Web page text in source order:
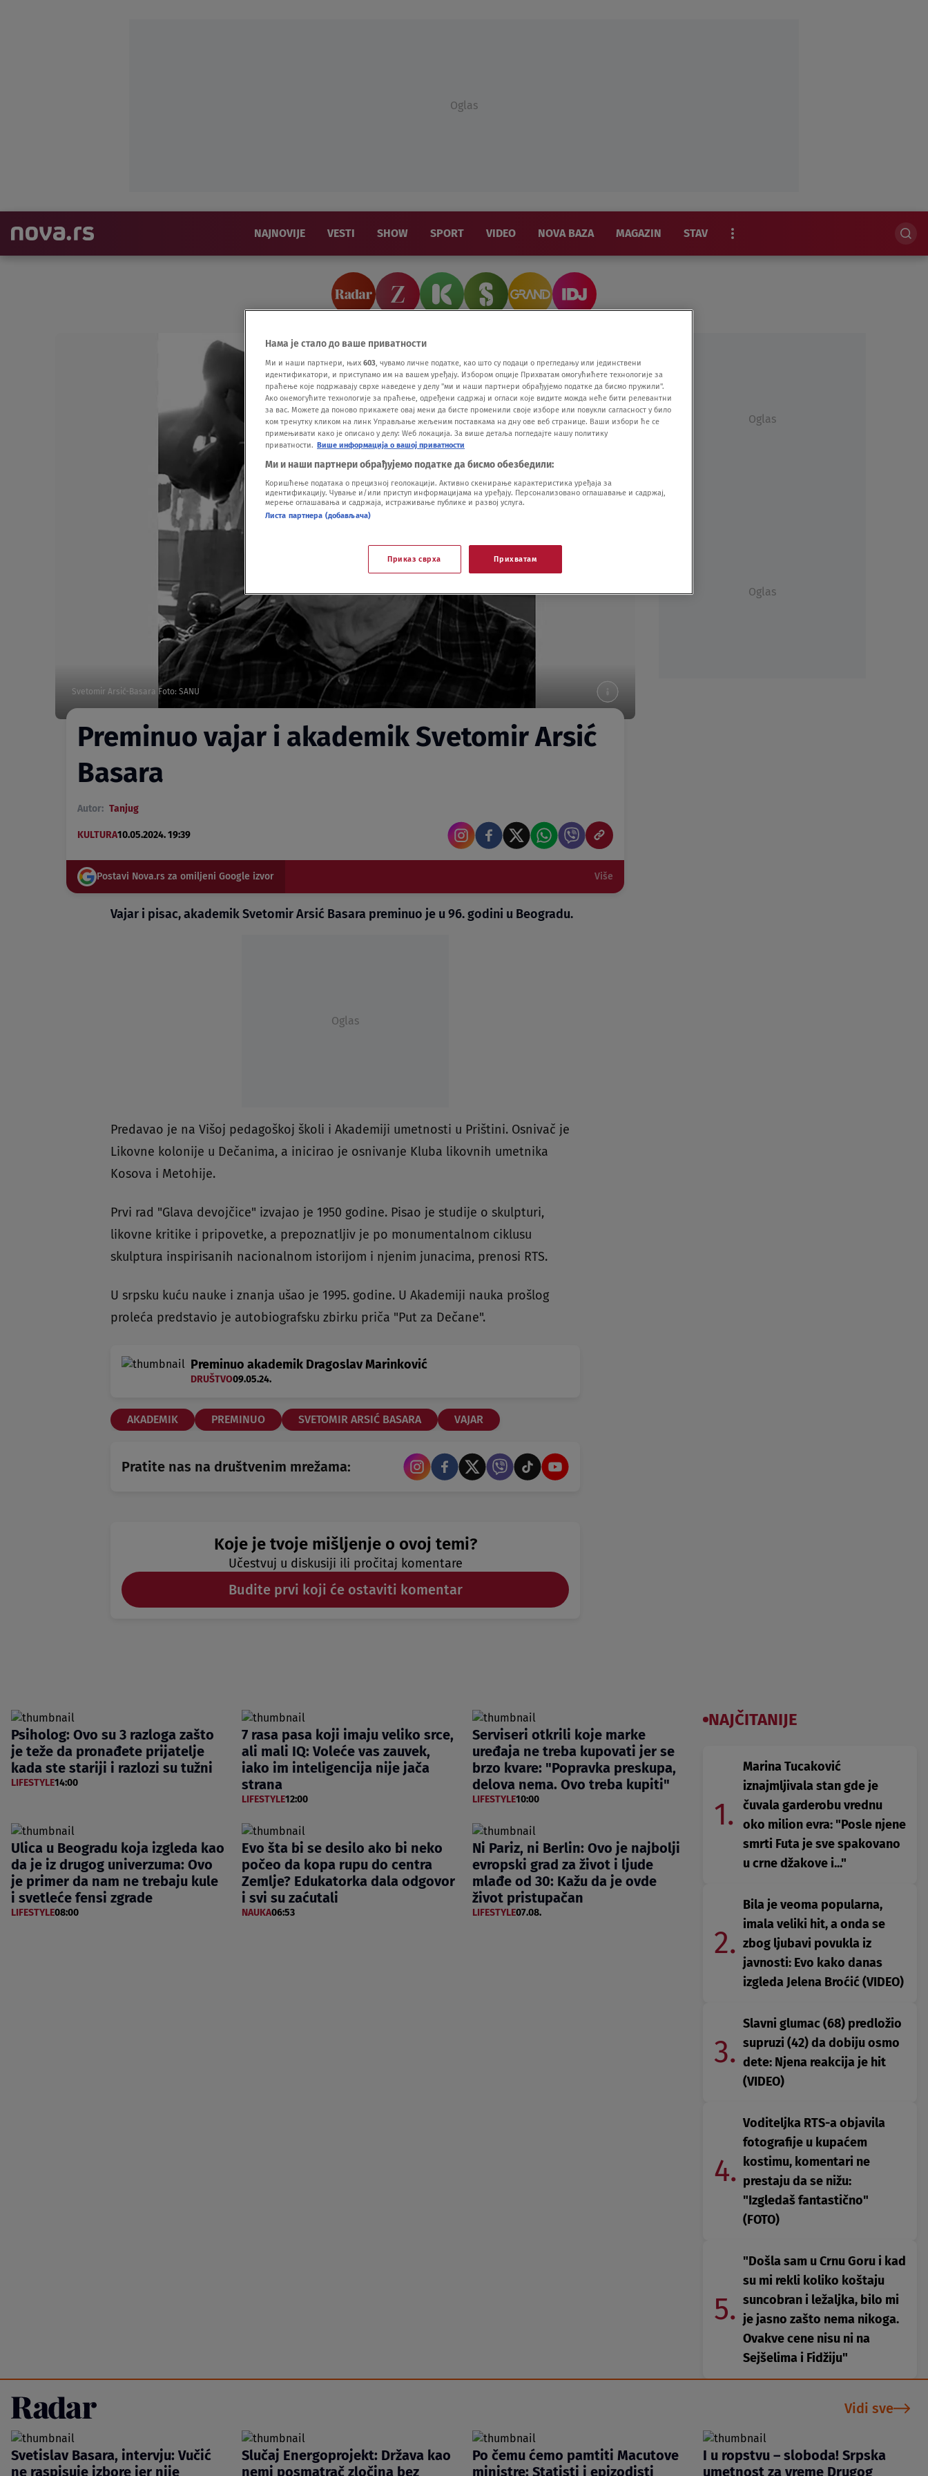
Oglas
NAJNOVIJE VESTI SHOW SPORT VIDEO NOVA BAZA MAGAZIN STAV
Svetomir Arsić-Basara Foto: SANU
Preminuo vajar i akademik Svetomir Arsić
Basara
Autor: Tanjug
KULTURA10.05.2024. 19:39
Postavi Nova.rs za omiljeni Google izvor Više
Vajar i pisac, akademik Svetomir Arsić Basara preminuo je u 96. godini u Beogradu.
Oglas
Predavao je na Višoj pedagoškoj školi i Akademiji umetnosti u Prištini. Osnivač je
Likovne kolonije u Dečanima, a inicirao je osnivanje Kluba likovnih umetnika
Kosova i Metohije.
Prvi rad "Glava devojčice" izvajao je 1950 godine. Pisao je studije o skulpturi,
likovne kritike i pripovetke, a prepoznatljiv je po monumentalnom ciklusu
skulptura inspirisanih nacionalnom istorijom i njenim junacima, prenosi RTS.
U srpsku kuću nauke i znanja ušao je 1995. godine. U Akademiji nauka prošlog
proleća predstavio je autobiografsku zbirku priča "Put za Dečane".
Preminuo akademik Dragoslav Marinković
DRUŠTVO09.05.24.
AKADEMIK PREMINUO SVETOMIR ARSIĆ BASARA VAJAR
Pratite nas na društvenim mrežama:
Koje je tvoje mišljenje o ovoj temi?
Učestvuj u diskusiji ili pročitaj komentare
Budite prvi koji će ostaviti komentar
Oglas
Oglas
Psiholog: Ovo su 3 razloga zašto
je teže da pronađete prijatelje
kada ste stariji i razlozi su tužni
LIFESTYLE14:00
7 rasa pasa koji imaju veliko srce,
ali mali IQ: Voleće vas zauvek,
iako im inteligencija nije jača
strana
LIFESTYLE12:00
Serviseri otkrili koje marke
uređaja ne treba kupovati jer se
brzo kvare: "Popravka preskupa,
delova nema. Ovo treba kupiti"
LIFESTYLE10:00
Ulica u Beogradu koja izgleda kao
da je iz drugog univerzuma: Ovo
je primer da nam ne trebaju kule
i svetleće fensi zgrade
LIFESTYLE08:00
Evo šta bi se desilo ako bi neko
počeo da kopa rupu do centra
Zemlje? Edukatorka dala odgovor
i svi su zaćutali
NAUKA06:53
Ni Pariz, ni Berlin: Ovo je najbolji
evropski grad za život i ljude
mlađe od 30: Kažu da je ovde
život pristupačan
LIFESTYLE07.08.
NAJČITANIJE
1.
Marina Tucaković
iznajmljivala stan gde je
čuvala garderobu vrednu
oko milion evra: "Posle njene
smrti Futa je sve spakovano
u crne džakove i..."
2.
Bila je veoma popularna,
imala veliki hit, a onda se
zbog ljubavi povukla iz
javnosti: Evo kako danas
izgleda Jelena Broćić (VIDEO)
3.
Slavni glumac (68) predložio
supruzi (42) da dobiju osmo
dete: Njena reakcija je hit
(VIDEO)
4.
Voditeljka RTS-a objavila
fotografije u kupaćem
kostimu, komentari ne
prestaju da se nižu:
"Izgledaš fantastično"
(FOTO)
5.
"Došla sam u Crnu Goru i kad
su mi rekli koliko koštaju
suncobran i ležaljka, bilo mi
je jasno zašto nema nikoga.
Ovakve cene nisu ni na
Sejšelima i Fidžiju"
Vidi sve
Svetislav Basara, intervju: Vučić
ne raspisuje izbore jer nije
Slučaj Energoprojekt: Država kao
nemi posmatrač zločina bez
Po čemu ćemo pamtiti Macutove
ministre: Statisti i epizodisti
I u ropstvu – sloboda! Srpska
umetnost za vreme Drugog
Нама је стало до ваше приватности
Ми и наши партнери, њих 603, чувамо личне податке, као што су подаци о прегледању или јединствени
идентификатори, и приступамо им на вашем уређају. Избором опције Прихватам омогућићете технологије за
праћење које подржавају сврхе наведене у делу "ми и наши партнери обрађујемо податке да бисмо пружили".
Ако онемогућите технологије за праћење, одређени садржај и огласи које видите можда неће бити релевантни
за вас. Можете да поново прикажете овај мени да бисте променили своје изборе или повукли сагласност у било
ком тренутку кликом на линк Управљање жељеним поставкама на дну ове веб странице. Ваши избори ће се
примењивати како је описано у делу: Wеб локација. За више детаља погледајте нашу политику
приватности. Више информација о вашој приватности
Ми и наши партнери обрађујемо податке да бисмо обезбедили:
Коришћење података о прецизној геолокацији. Активно скенирање карактеристика уређаја за
идентификацију. Чување и/или приступ информацијама на уређају. Персонализовано оглашавање и садржај,
мерење оглашавања и садржаја, истраживање публике и развој услуга.
Листа партнера (добављача)
Приказ сврха Прихватам